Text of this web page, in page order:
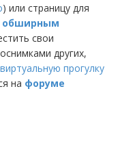
) или страницу для
обширным
свои
других,
виртуальную прогулку
на форуме